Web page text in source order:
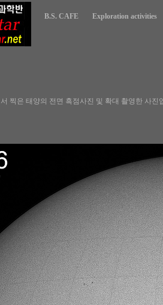
B.S. CAFE Exploration activities
찍은 태양의 전면 흑점사진 및 확대 촬영한 사진